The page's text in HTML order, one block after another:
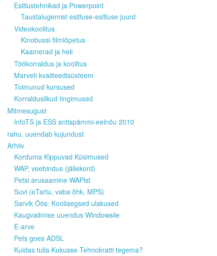
Esitlustehnikad ja Powerpoint
Taustalugemist esitluse-esitluse juurd
Videokoolitus
Kinobussi filmiõpetus
Kaamerad ja heli
Töökorraldus ja koolitus
Marveti kvaliteedisüsteem
Toimunud kursused
Korralduslikud tingimused
Mitmesugust
InfoTS ja ESS antispämmi-eelnõu 2010
rahu, uuendab kujundust
Arhiiv
Korduma Kippuvad Küsimused
WAP, veebindus (jällekord)
Petsi arusaamine WAPist
Suvi (eTartu, vaba õhk, MPS)
Sarvik Öös: Kooliaegsed ulakused
Kaugvalimise uuendus Windowsile
E-arve
Pets goes ADSL
Kuidas tulla Kukusse Tehnokratti tegema?